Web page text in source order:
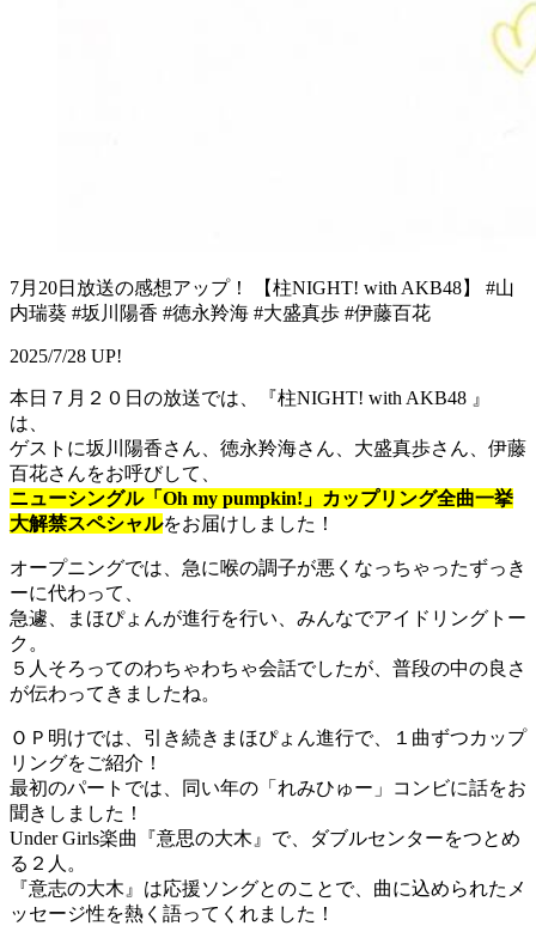
7月20日放送の感想アップ！ 【柱NIGHT! with AKB48】 #山
内瑞葵 #坂川陽香 #徳永羚海 #大盛真歩 #伊藤百花
2025/7/28 UP!
本日７月２０日の放送では、『柱NIGHT! with AKB48 』
は、
ゲストに坂川陽香さん、徳永羚海さん、大盛真歩さん、伊藤
百花さんをお呼びして、
ニューシングル「Oh my pumpkin!」カップリング全曲一挙
大解禁スペシャルをお届けしました！
オープニングでは、急に喉の調子が悪くなっちゃったずっき
ーに代わって、
急遽、まほぴょんが進行を行い、みんなでアイドリングトー
ク。
５人そろってのわちゃわちゃ会話でしたが、普段の中の良さ
が伝わってきましたね。
ＯＰ明けでは、引き続きまほぴょん進行で、１曲ずつカップ
リングをご紹介！
最初のパートでは、同い年の「れみひゅー」コンビに話をお
聞きしました！
Under Girls楽曲『意思の大木』で、ダブルセンターをつとめ
る２人。
『意志の大木』は応援ソングとのことで、曲に込められたメ
ッセージ性を熱く語ってくれました！